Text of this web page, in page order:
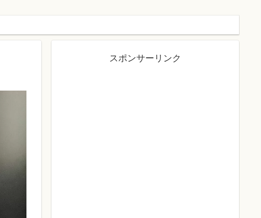
スポンサーリンク